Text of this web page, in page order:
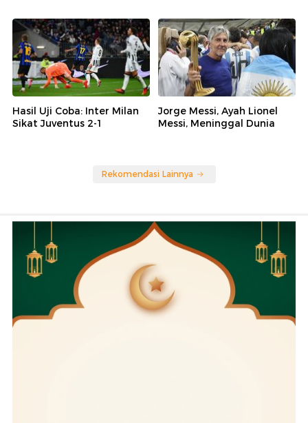
Hasil Uji Coba: Inter Milan
Sikat Juventus 2-1
Jorge Messi, Ayah Lionel
Messi, Meninggal Dunia
Rekomendasi Lainnya